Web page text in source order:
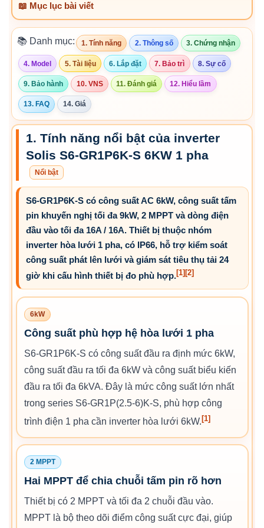
📖 Mục lục bài viết
📚 Danh mục: 1. Tính năng 2. Thông số 3. Chứng nhận
4. Model 5. Tài liệu 6. Lắp đặt 7. Bảo trì 8. Sự cố
9. Bảo hành 10. VNS 11. Đánh giá 12. Hiểu lầm
13. FAQ 14. Giá
1. Tính năng nổi bật của inverter
Solis S6-GR1P6K-S 6KW 1 pha
Nổi bật
S6-GR1P6K-S có công suất AC 6kW, công suất tấm
pin khuyến nghị tối đa 9kW, 2 MPPT và dòng điện
đầu vào tối đa 16A / 16A. Thiết bị thuộc nhóm
inverter hòa lưới 1 pha, có IP66, hỗ trợ kiểm soát
công suất phát lên lưới và giám sát tiêu thụ tải 24
giờ khi cấu hình thiết bị đo phù hợp.[1] [2]
6kW
Công suất phù hợp hệ hòa lưới 1 pha
S6-GR1P6K-S có công suất đầu ra định mức 6kW,
công suất đầu ra tối đa 6kW và công suất biểu kiến
đầu ra tối đa 6kVA. Đây là mức công suất lớn nhất
trong series S6-GR1P(2.5-6)K-S, phù hợp công
trình điện 1 pha cần inverter hòa lưới 6kW.[1]
2 MPPT
Hai MPPT để chia chuỗi tấm pin rõ hơn
Thiết bị có 2 MPPT và tối đa 2 chuỗi đầu vào.
MPPT là bộ theo dõi điểm công suất cực đại, giúp